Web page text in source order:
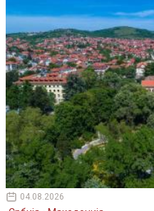
04.08.2026